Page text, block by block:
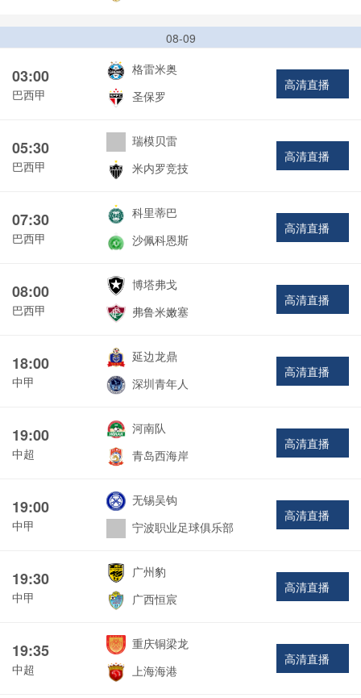
08-09
03:00
巴西甲
格雷米奥
圣保罗
高清直播
05:30
巴西甲
瑞模贝雷
米内罗竞技
高清直播
07:30
巴西甲
科里蒂巴
沙佩科恩斯
高清直播
08:00
巴西甲
博塔弗戈
弗鲁米嫩塞
高清直播
18:00
中甲
延边龙鼎
深圳青年人
高清直播
19:00
中超
河南队
青岛西海岸
高清直播
19:00
中甲
无锡吴钩
宁波职业足球俱乐部
高清直播
19:30
中甲
广州豹
广西恒宸
高清直播
19:35
中超
重庆铜梁龙
上海海港
高清直播